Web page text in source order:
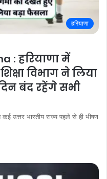
हरियाणा
: हरियाणा में
विभाग ने लिया
बंद रहेंगे सभी
उत्तर भारतीय राज्य पहले से ही भीषण